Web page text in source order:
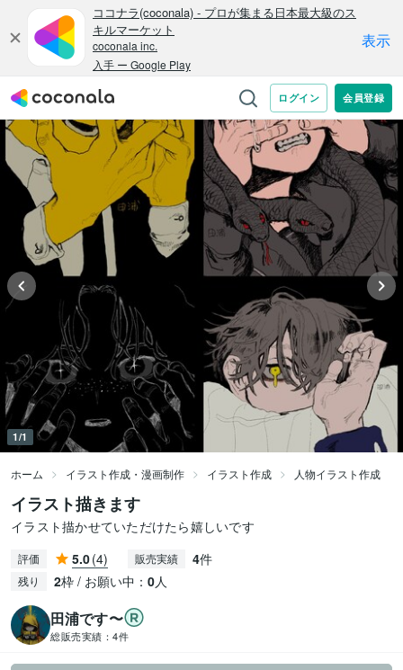
1/1
ホーム イラスト作成・漫画制作 イラスト作成 人物イラスト作成
イラスト描きます
イラスト描かせていただけたら嬉しいです
評価 5.0(4) 販売実績 4件
残り 2枠 / お願い中： 0人
田浦です〜
総販売実績： 4件